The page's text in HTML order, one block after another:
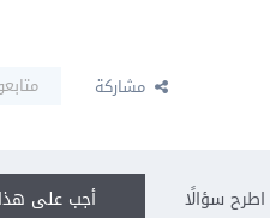
مشاركة
أجب على اطرح سؤالًا